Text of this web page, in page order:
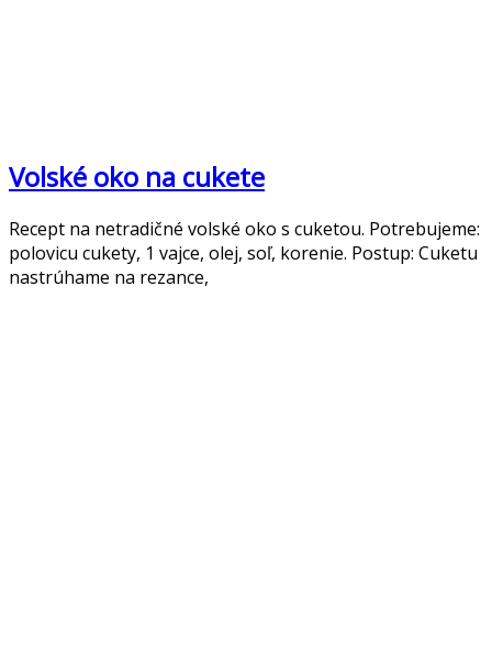
Volské oko na cukete
Recept na netradičné volské oko s cuketou. Potrebujeme:
polovicu cukety, 1 vajce, olej, soľ, korenie. Postup: Cuketu
nastrúhame na rezance,